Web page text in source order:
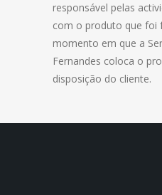
responsável pelas
com o produto que foi
momento em que a
Fernandes coloca o
disposição do cliente.